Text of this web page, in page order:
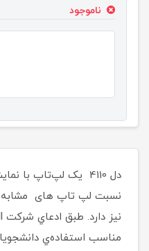
ناموجود
مناسب استفاده‌ي